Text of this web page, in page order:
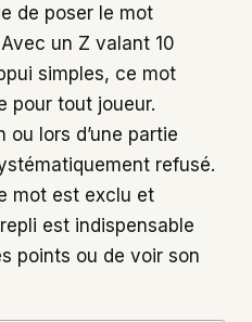
de poser le mot
un Z valant 10
simples, ce mot
pour tout joueur.
lors d’une partie
refusé.
mot est exclu et
est indispensable
points ou de voir son